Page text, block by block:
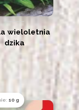
wieloletnia
dzika
10 g